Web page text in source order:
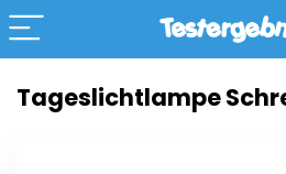
Tageslichtlampe